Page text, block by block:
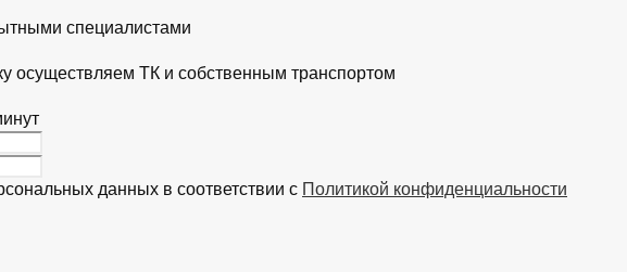
специалистами
осуществляем ТК и собственным транспортом
данных в соответствии с Политикой конфиденциальности